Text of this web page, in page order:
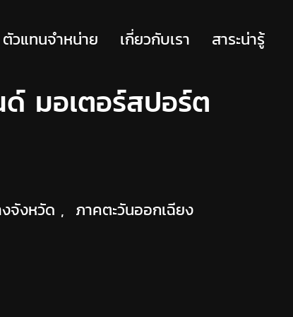
ตัวแทนจำหน่าย เกี่ยวกับเรา สาระน่ารู้
มอเตอร์สปอร์ต
จังหวัด , ภาคตะวันออกเฉียง